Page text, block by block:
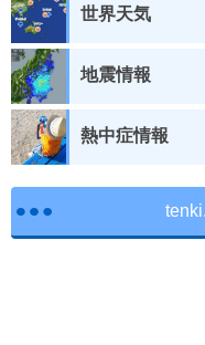
世界天気
地震情報
熱中症情報